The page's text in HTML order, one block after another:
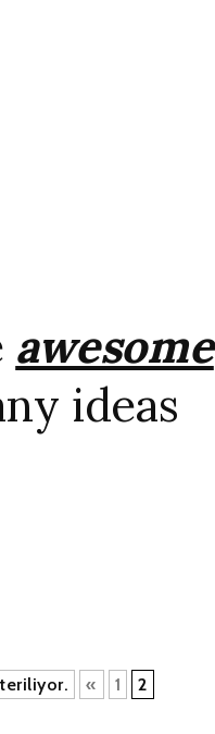
awesome
ideas
« 1 2